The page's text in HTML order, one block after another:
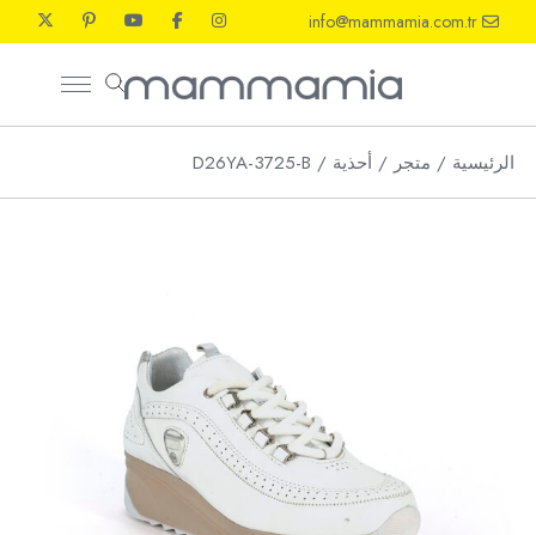
the
info@mammamia.com.tr
الرئيسية متجر أحذية D26YA-3725-B